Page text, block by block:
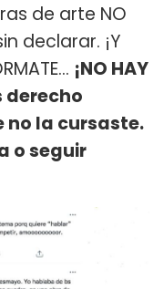
de arte NO
declarar. ¡Y
¡NO HAY
derecho
no la cursaste.
o seguir